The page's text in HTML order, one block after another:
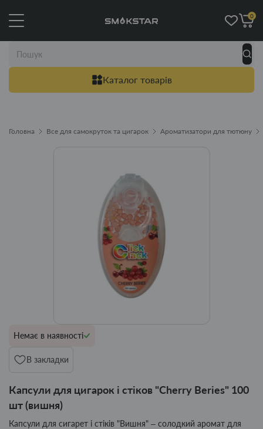
Каталог товарів
0
Головна Все для самокруток та цигарок Ароматизатори для тютюну
Немає в наявності
В закладки
Капсули для цигарок і стіков "Cherry Beries" 100
шт (вишня)
Капсули для сигарет і стіків "Вишня" – солодкий аромат для